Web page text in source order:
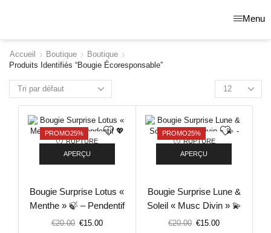
Menu
Accueil Boutique
Boutique
Produits Identifiés “bougie Écoresponsable”
PROMO25%
RUPTURE
DE STOCK
APERÇU
Bougie Surprise Lotus «
Menthe » 🍃 – Pendentif
💖
€20.00 €15.00
PROMO25%
RUPTURE
DE STOCK
APERÇU
Bougie Surprise Lune &
Soleil « Musc Divin » 💫
– Rune 🧙🏼‍♂️
€20.00 €15.00